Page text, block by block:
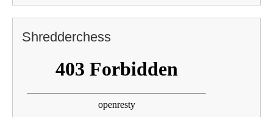
Shredderchess